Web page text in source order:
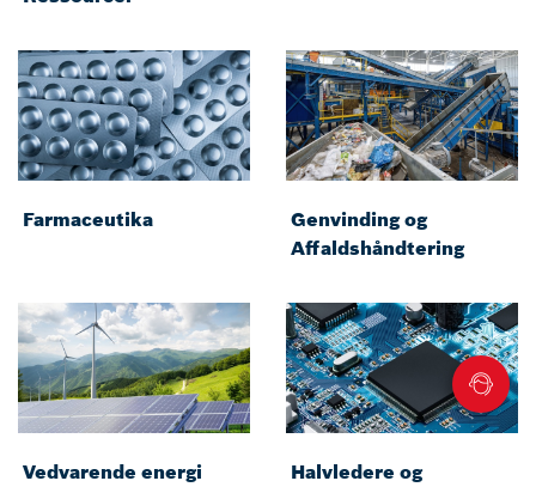
Farmaceutika
Genvinding og
Affaldshåndtering
Vedvarende energi
Halvledere og